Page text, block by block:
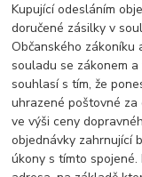
Kupující odesláním
doručené zásilky v
Občanského zákoníku
souladu se zákonem
souhlasí s tím, že
uhrazené poštovné
ve výši ceny
objednávky zahrnující
úkony s tímto